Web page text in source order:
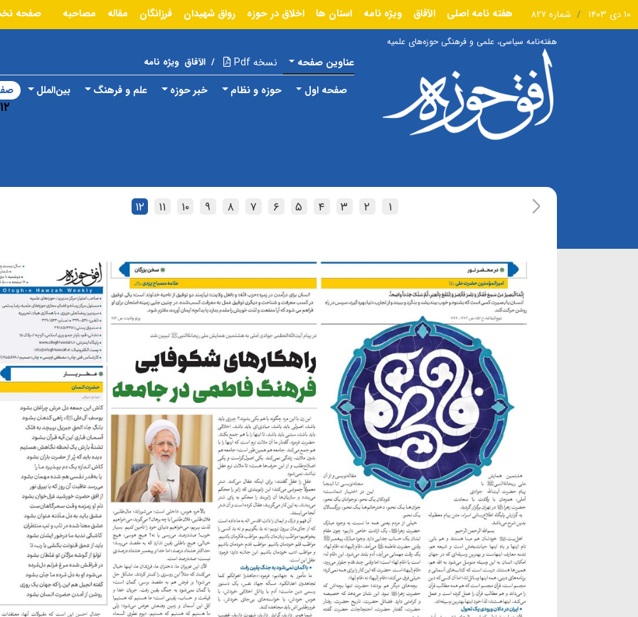
۱۰ دی ۱۴۰۳ شماره ۸۲۷ هفته نامه اصلی الآفاق ویژه نامه استان ها اخلاق در حوزه رواق شهیدان فرزانگان مقاله مصاحبه صفحه
هفته‌نامه سیاسی، علمی و فرهنگی حوزه‌های علمیه
عناوین صفحه نسخه Pdf / الآفاق ویژه نامه
صفحه اول حوزه و نظام خبر حوزه علم و فرهنگ بین‌الملل
۱۲
۱ ۲ ۳ ۴ ۵ ۶ ۷ ۸ ۹ ۱۰ ۱۱ ۱۲